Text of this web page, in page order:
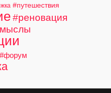
#путешествия
#реновация
#форум